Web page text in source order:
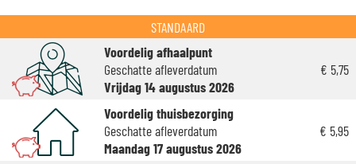
STANDAARD
Voordelig afhaalpunt
Geschatte afleverdatum
Vrijdag 14 augustus 2026
€ 5,75
Voordelig thuisbezorging
Geschatte afleverdatum
Maandag 17 augustus 2026
€ 5,95